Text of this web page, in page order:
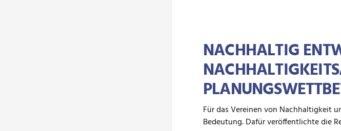
NACHHALTIG
Für das Vereinen von Nachhaltigkeit
Bedeutung. Dafür veröffentlichte die